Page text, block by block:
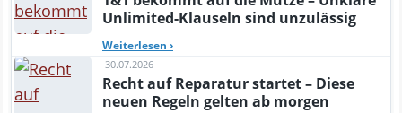
Unlimited-Klauseln sind unzulässig
Weiterlesen ›
30.07.2026
Recht auf Reparatur startet – Diese
neuen Regeln gelten ab morgen